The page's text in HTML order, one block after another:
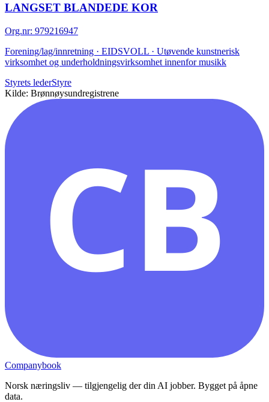
LANGSET BLANDEDE KOR
Org.nr: 979216947
Forening/lag/innretning · EIDSVOLL · Utøvende kunstnerisk
virksomhet og underholdningsvirksomhet innenfor musikk
Styrets lederStyre
Kilde: Brønnøysundregistrene
CB
Companybook
Norsk næringsliv — tilgjengelig der din AI jobber. Bygget på åpne
data.